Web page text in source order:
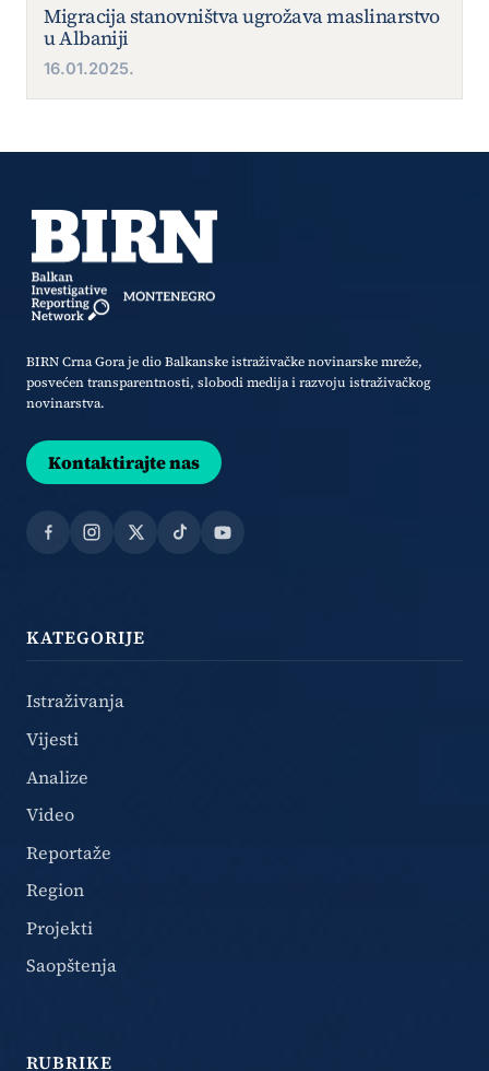
Migracija stanovništva ugrožava maslinarstvo
u Albaniji
16.01.2025.
BIRN Crna Gora je dio Balkanske istraživačke novinarske mreže,
posvećen transparentnosti, slobodi medija i razvoju istraživačkog
novinarstva.
Kontaktirajte nas
Facebook
Instagram
X TikTokYouTube
KATEGORIJE
Istraživanja
Vijesti
Analize
Video
Reportaže
Region
Projekti
Saopštenja
RUBRIKE